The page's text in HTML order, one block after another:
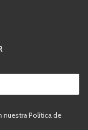
nuestra Política de